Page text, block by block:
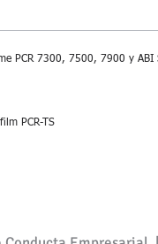
PCR 7300, 7500, 7900 y
PCR-TS